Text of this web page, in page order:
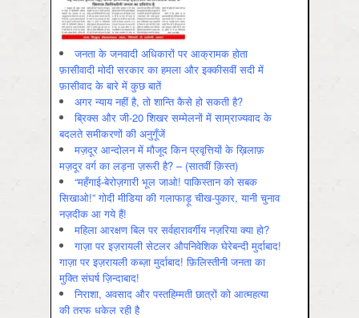
जनता के जनवादी अधिकारों पर आक्रामक होता
फ़ासीवादी मोदी सरकार का हमला और इक्कीसवीं सदी में
फ़ासीवाद के बारे में कुछ बातें
अगर न्याय नहीं है, तो शान्ति कैसे हो सकती है?
ब्रिक्स और जी-20 शिखर सम्मेलनों में साम्राज्यवाद के
बदलते समीकरणों की अनुगूँजें
मज़दूर आन्दोलन में मौजूद किन प्रवृत्तियों के ख़िलाफ़
मज़दूर वर्ग का लड़ना ज़रूरी है? – (सातवीं क़िस्त)
“महँगाई-बेरोज़गारी भूल जाओ! पाकिस्तान को सबक
सिखाओ!” गोदी मीडिया की गलाफाड़ू चीख-पुकार, यानी चुनाव
नज़दीक आ गये हैं!
महिला आरक्षण बिल पर सर्वहारावर्गीय नज़रिया क्या हो?
गाज़ा पर इज़रायली सेटलर औपनिवेशिक घेरेबन्दी मुर्दाबाद!
गाज़ा पर इज़रायली कब्ज़ा मुर्दाबाद! फ़िलिस्तीनी जनता का
मुक्ति संघर्ष ज़िन्दाबाद!
निराशा, अवसाद और पस्तहिम्मती छात्रों को आत्महत्या
की तरफ धकेल रही है